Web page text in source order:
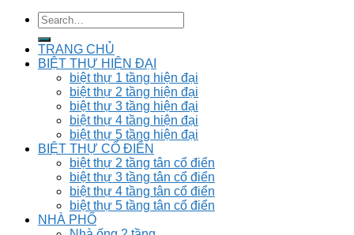
TRANG CHỦ
BIỆT THỰ HIỆN ĐẠI
biệt thự 1 tầng hiện đại
biệt thự 2 tầng hiện đại
biệt thự 3 tầng hiện đại
biệt thự 4 tầng hiện đại
biệt thự 5 tầng hiện đại
BIỆT THỰ CỔ ĐIỂN
biệt thự 2 tầng tân cổ điển
biệt thự 3 tầng tân cổ điển
biệt thự 4 tầng tân cổ điển
biệt thự 5 tầng tân cổ điển
NHÀ PHỐ